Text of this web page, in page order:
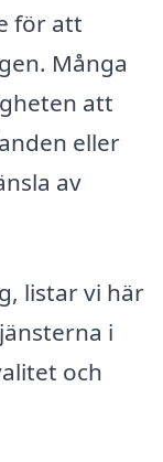
för att
Många
att
eller
av
listar vi här
i
och